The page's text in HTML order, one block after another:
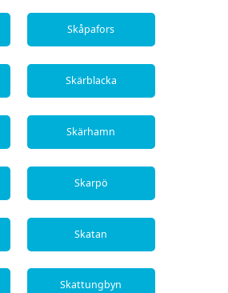
Skåpafors
Skärblacka
Skärhamn
Skarpö
Skatan
Skattungbyn